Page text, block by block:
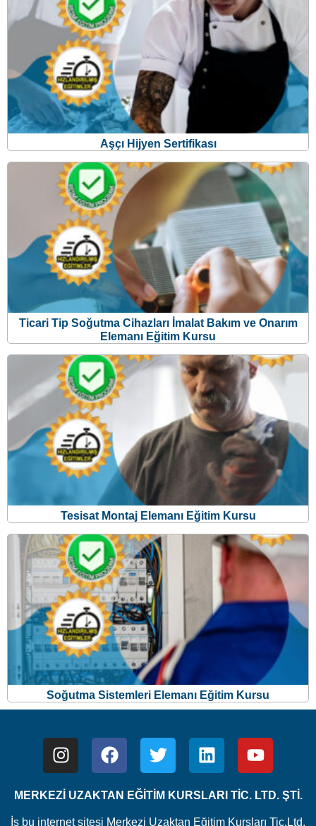
Aşçı Hijyen Sertifikası
Ticari Tip Soğutma Cihazları İmalat Bakım ve Onarım
Elemanı Eğitim Kursu
Tesisat Montaj Elemanı Eğitim Kursu
Soğutma Sistemleri Elemanı Eğitim Kursu
MERKEZİ UZAKTAN EĞİTİM KURSLARI TİC. LTD. ŞTİ.
İş bu internet sitesi Merkezi Uzaktan Eğitim Kursları Tic.Ltd.